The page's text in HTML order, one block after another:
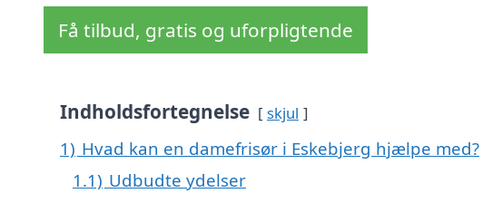
Få tilbud, gratis og uforpligtende
Indholdsfortegnelse skjul
1) Hvad kan en damefrisør i Eskebjerg hjælpe med?
1.1) Udbudte ydelser